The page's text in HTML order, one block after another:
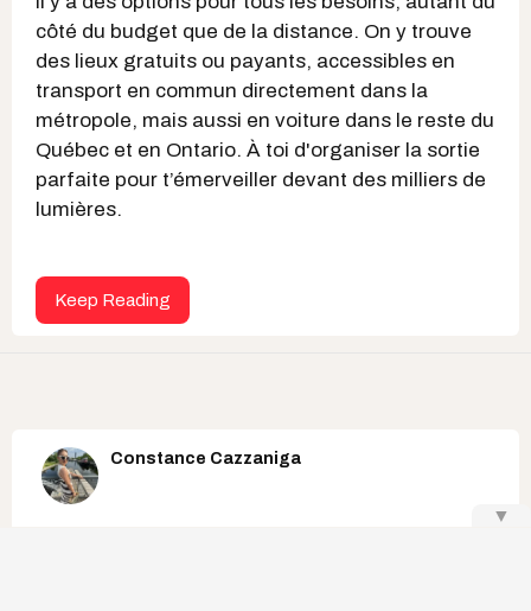
côté du budget que de la distance. On y trouve
des lieux gratuits ou payants, accessibles en
transport en commun directement dans la
métropole, mais aussi en voiture dans le reste du
Québec et en Ontario. À toi d'organiser la sortie
parfaite pour t’émerveiller devant des milliers de
lumières.
Keep Reading
Constance Cazzaniga
▼